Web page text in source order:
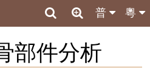
粵
普
部件分析